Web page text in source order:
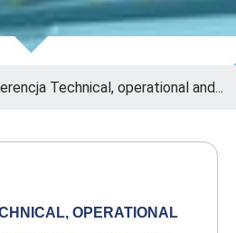
Technical, operational and...
OPERATIONAL